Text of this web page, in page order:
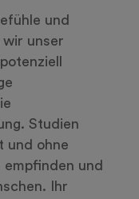
und
wir unser
Studien
und ohne
und
Ihr